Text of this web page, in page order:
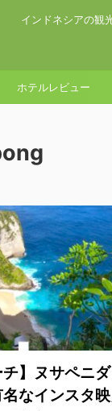
インドネシアの観
ホテルレビュー
チ】ヌサペニダ
なインスタ映